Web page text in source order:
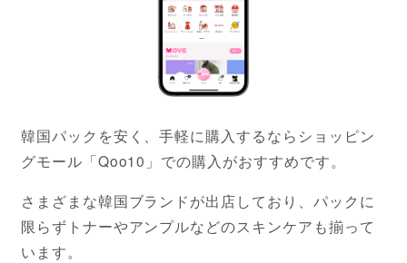
韓国パックを安く、手軽に購入するならショッピン
グモール「Qoo10」での購入がおすすめです。
さまざまな韓国ブランドが出店しており、パックに
限らずトナーやアンプルなどのスキンケアも揃って
います。